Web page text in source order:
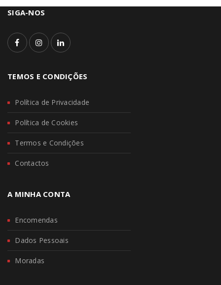
SIGA-NOS
TEMOS E CONDIÇÕES
Política de Privacidade
Política de Cookies
Termos e Condições
Contactos
A MINHA CONTA
Encomendas
Dados Pessoais
Moradas